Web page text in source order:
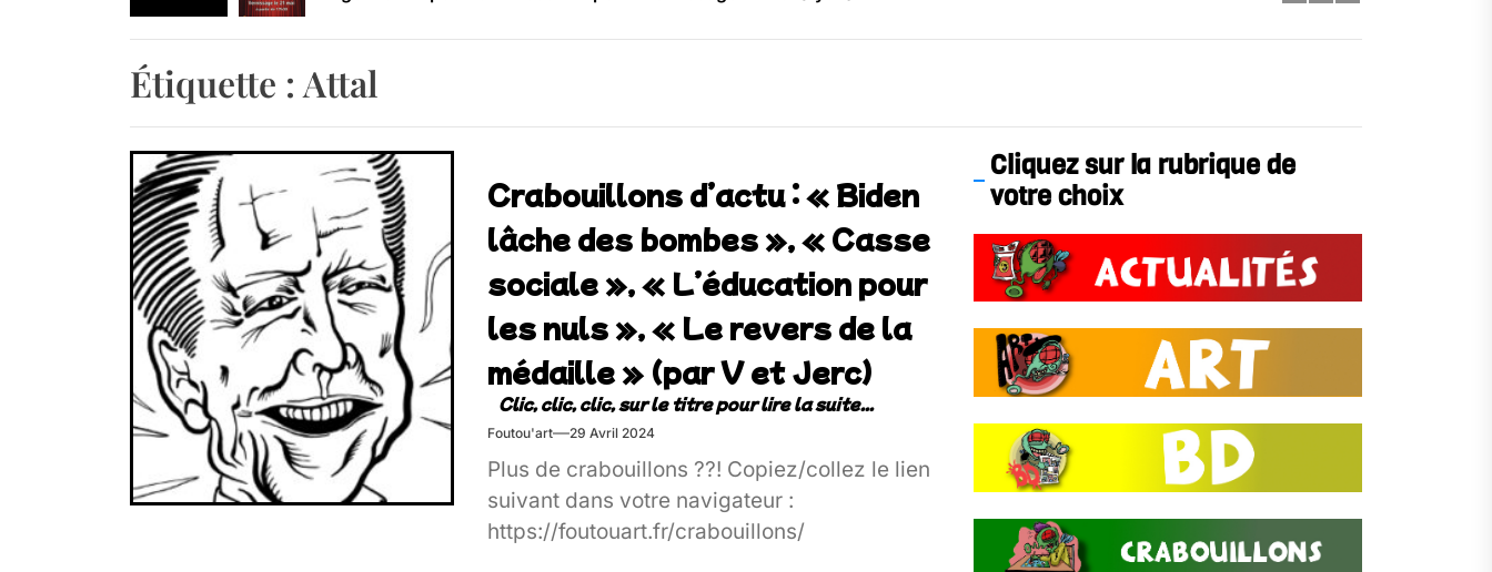
Retrouvez-nous au Bos’Tock Festival – Samedi 18 juillet (Vaulx-en-Velin)
Étiquette : Attal
Crabouillons d’actu : « Biden
lâche des bombes », « Casse
sociale », « L’éducation pour
les nuls », « Le revers de la
médaille » (par V et Jerc)
Foutou'art 29 Avril 2024
Plus de crabouillons ??! Copiez/collez le lien
suivant dans votre navigateur :
https://foutouart.fr/crabouillons/
Cliquez sur la rubrique de
votre choix